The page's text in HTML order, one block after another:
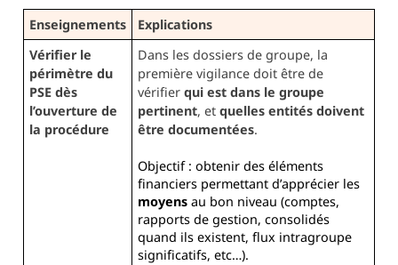
Enseignements
Explications
Vérifier le
périmètre du
PSE dès
l’ouverture de
la procédure
Dans les dossiers de groupe, la
première vigilance doit être de
vérifier qui est dans le groupe
pertinent, et quelles entités doivent
être documentées.
Objectif : obtenir des éléments
financiers permettant d’apprécier les
moyensau bon niveau (comptes,
rapports de gestion, consolidés
quand ils existent, flux intragroupe
significatifs, etc…).